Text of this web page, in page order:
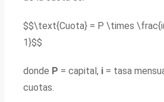
$$\text{Cuota} = P \times
1}$$
donde P = capital, i = tasa
cuotas.